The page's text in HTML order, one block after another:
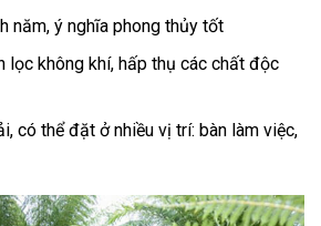
năm, ý nghĩa phong thủy tốt
lọc không khí, hấp thụ các chất độc
có thể đặt ở nhiều vị trí: bàn làm việc,